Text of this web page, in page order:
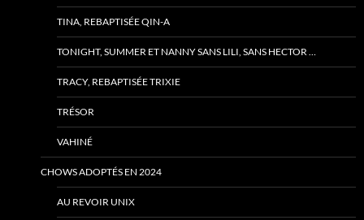
TINA, REBAPTISÉE QIN-A
TONIGHT, SUMMER ET NANNY SANS LILI, SANS HECTOR …
TRACY, REBAPTISÉE TRIXIE
TRÉSOR
VAHINÉ
CHOWS ADOPTÉS EN 2024
AU REVOIR UNIX